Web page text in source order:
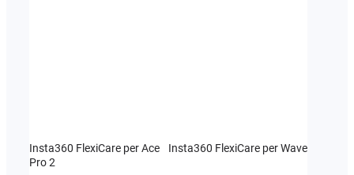
Insta360 FlexiCare per Ace
Pro 2
Insta360 FlexiCare per Wave